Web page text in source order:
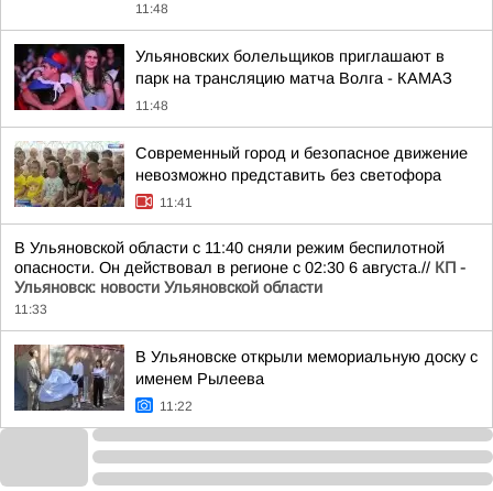
11:48
Ульяновских болельщиков приглашают в
парк на трансляцию матча Волга - КАМАЗ
11:48
Современный город и безопасное движение
невозможно представить без светофора
11:41
В Ульяновской области с 11:40 сняли режим беспилотной
опасности. Он действовал в регионе с 02:30 6 августа.// КП -
Ульяновск: новости Ульяновской области
11:33
В Ульяновске открыли мемориальную доску с
именем Рылеева
11:22